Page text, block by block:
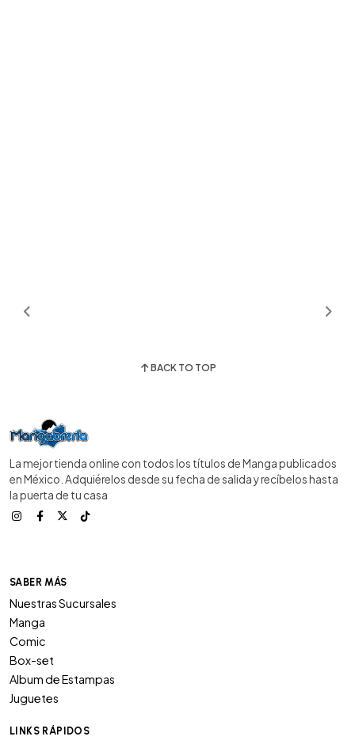
BACK TO TOP
La mejor tienda online con todos los títulos de Manga publicados
en México. Adquiérelos desde su fecha de salida y recíbelos hasta
la puerta de tu casa
SABER MÁS
Nuestras Sucursales
Manga
Comic
Box-set
Album de Estampas
Juguetes
LINKS RÁPIDOS